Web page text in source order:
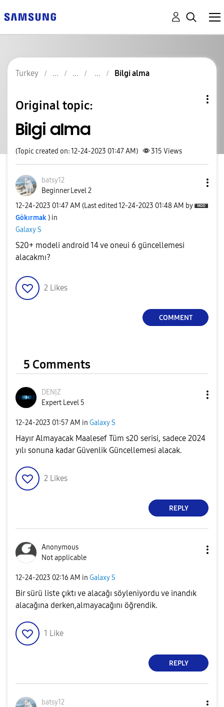
Turkey Bilgi alma
Original topic:
Bilgi alma
(Topic created on: 12-24-2023 01:47 AM) 315 Views
batsy12
Beginner Level 2
‎12-24-2023 01:47 AM (Last edited ‎12-24-2023 01:48 AM by
Gökırmak ) in
Galaxy S
S20+ modeli android 14 ve oneui 6 güncellemesi
alacakmı?
2 Likes
COMMENT
5 Comments
DENỊZ
Expert Level 5
‎12-24-2023 01:57 AM in Galaxy S
Hayır Almayacak Maalesef Tüm s20 serisi, sadece 2024
yılı sonuna kadar Güvenlik Güncellemesi alacak.
2 Likes
REPLY
Anonymous
Not applicable
‎12-24-2023 02:16 AM in Galaxy S
Bir sürü liste çıktı ve alacağı söyleniyordu ve inandık
alacağına derken,almayacağını öğrendik.
1 Like
REPLY
batsy12